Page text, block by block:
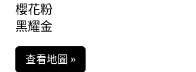
櫻花粉
黑耀金
查看地圖 »